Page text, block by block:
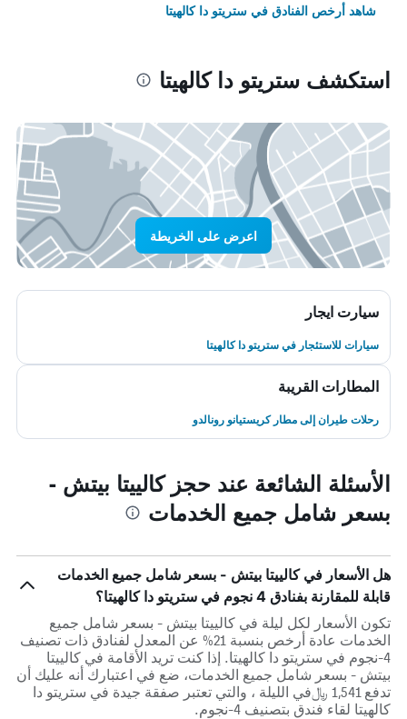
شاهد أرخص الفنادق في ستريتو دا كالهيتا
استكشف ستريتو دا كالهيتا
اعرض على الخريطة
سيارت ايجار
سيارات للاستئجار في ستريتو دا كالهيتا
المطارات القريبة
رحلات طيران إلى مطار كريستيانو رونالدو
الأسئلة الشائعة عند حجز كالييتا بيتش -
بسعر شامل جميع الخدمات
هل الأسعار في كالييتا بيتش - بسعر شامل جميع الخدمات
قابلة للمقارنة بفنادق 4 نجوم في ستريتو دا كالهيتا؟
تكون الأسعار لكل ليلة في كالييتا بيتش - بسعر شامل جميع
الخدمات عادة أرخص بنسبة 21% عن المعدل لفنادق ذات تصنيف
4-نجوم في ستريتو دا كالهيتا. إذا كنت تريد الأقامة في كالييتا
بيتش - بسعر شامل جميع الخدمات، ضع في اعتبارك أنه عليك أن
تدفع 1,541 ﷼في الليلة ، والتي تعتبر صفقة جيدة في ستريتو دا
كالهيتا لقاء فندق بتصنيف 4-نجوم.